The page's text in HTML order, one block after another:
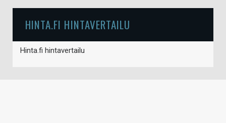
HINTA.FI HINTAVERTAILU
Hinta.fi hintavertailu